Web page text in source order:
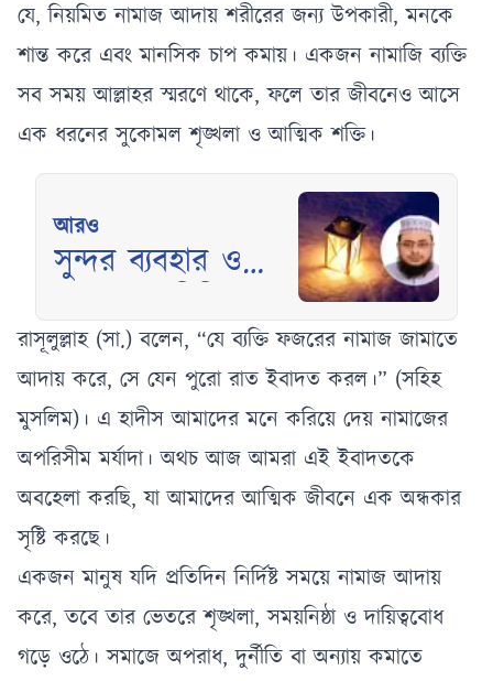
যে, নিয়মিত নামাজ আদায় শরীরের জন্য উপকারী, মনকে
শান্ত করে এবং মানসিক চাপ কমায়। একজন নামাজি ব্যক্তি
সব সময় আল্লাহর স্মরণে থাকে, ফলে তার জীবনেও আসে
এক ধরনের সুকোমল শৃঙ্খলা ও আত্মিক শক্তি।
আরও
সুন্দর ব্যবহার ও
জান্নাত
রাসূলুল্লাহ (সা.) বলেন, “যে ব্যক্তি ফজরের নামাজ জামাতে
আদায় করে, সে যেন পুরো রাত ইবাদত করল।” (সহিহ
মুসলিম)। এ হাদীস আমাদের মনে করিয়ে দেয় নামাজের
অপরিসীম মর্যাদা। অথচ আজ আমরা এই ইবাদতকে
অবহেলা করছি, যা আমাদের আত্মিক জীবনে এক অন্ধকার
সৃষ্টি করছে।
একজন মানুষ যদি প্রতিদিন নির্দিষ্ট সময়ে নামাজ আদায়
করে, তবে তার ভেতরে শৃঙ্খলা, সময়নিষ্ঠা ও দায়িত্ববোধ
গড়ে ওঠে। সমাজে অপরাধ, দুর্নীতি বা অন্যায় কমাতে